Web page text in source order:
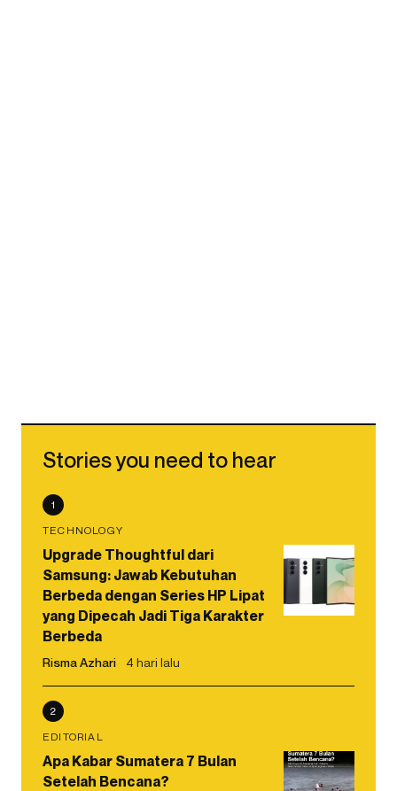
Stories you need to hear
1
TECHNOLOGY
Upgrade Thoughtful dari
Samsung: Jawab Kebutuhan
Berbeda dengan Series HP Lipat
yang Dipecah Jadi Tiga Karakter
Berbeda
Risma Azhari 4 hari lalu
2
EDITORIAL
Apa Kabar Sumatera 7 Bulan
Setelah Bencana?